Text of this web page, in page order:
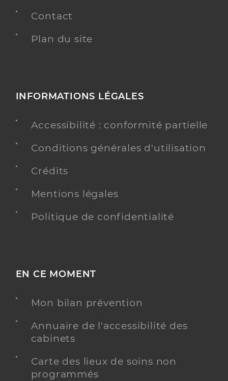
Contact
Plan du site
INFORMATIONS LÉGALES
Accessibilité : conformité partielle
Conditions générales d'utilisation
Crédits
Mentions légales
Politique de confidentialité
EN CE MOMENT
Mon bilan prévention
Annuaire de l'accessibilité des
cabinets
Carte des lieux de soins non
programmés